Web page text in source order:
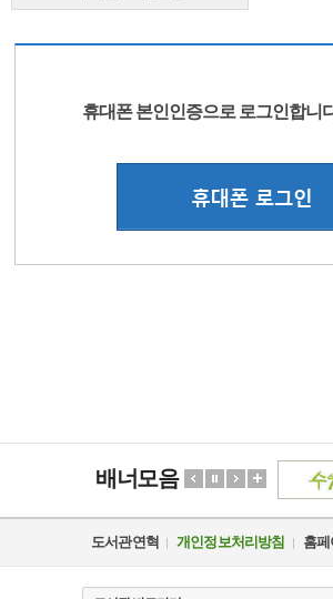
휴대폰 본인인증으로 로그인합니
배너모음
도서관연혁 개인정보처리방침 홈